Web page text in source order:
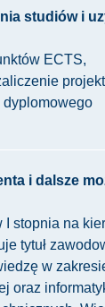
studiów i
ECTS,
i dalsze
I stopnia na
tytuł
w
oraz